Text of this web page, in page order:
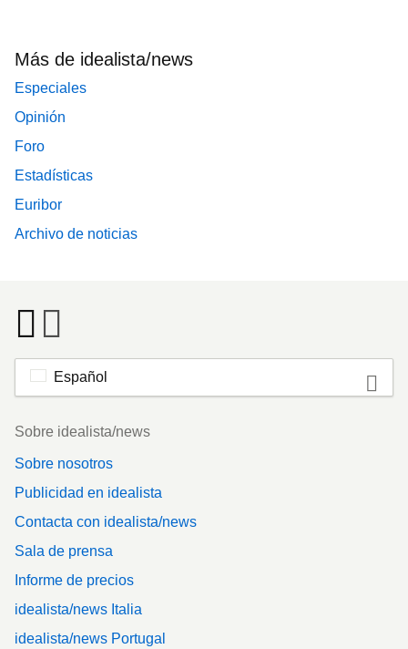
Más de idealista/news
Especiales
Opinión
Foro
Estadísticas
Euribor
Archivo de noticias
Español
Footer
Sobre idealista/news
Sobre nosotros
Publicidad en idealista
Contacta con idealista/news
Sala de prensa
Informe de precios
idealista/news Italia
idealista/news Portugal